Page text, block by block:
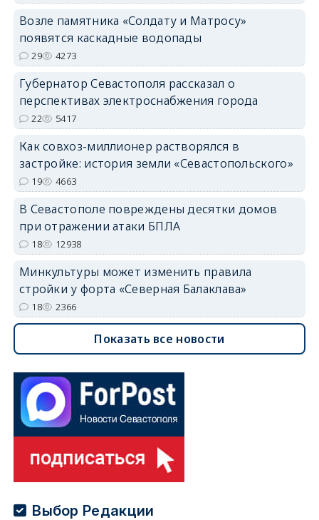
Возле памятника «Солдату и Матросу»
появятся каскадные водопады
29 4273
Губернатор Севастополя рассказал о
перспективах электроснабжения города
22 5417
Как совхоз-миллионер растворялся в
застройке: история земли «Севастопольского»
19 4663
В Севастополе повреждены десятки домов
при отражении атаки БПЛА
18 12938
Минкультуры может изменить правила
стройки у форта «Северная Балаклава»
18 2366
Показать все новости
Выбор Редакции